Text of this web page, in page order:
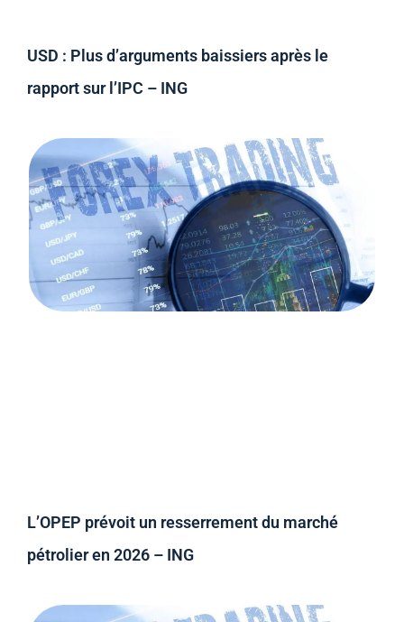
USD : Plus d’arguments baissiers après le
rapport sur l’IPC – ING
L’OPEP prévoit un resserrement du marché
pétrolier en 2026 – ING